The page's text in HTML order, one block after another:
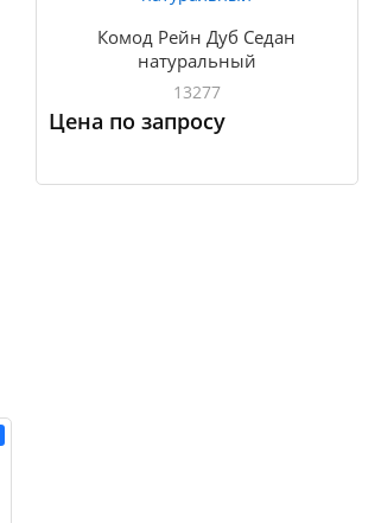
Комод Рейн Дуб Седан
натуральный
13277
Цена по запросу